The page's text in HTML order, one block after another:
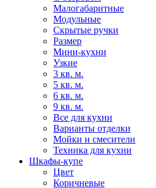
Малогабаритные
Модульные
Скрытые ручки
Размер
Мини-кухни
Узкие
3 кв. м.
5 кв. м.
6 кв. м.
9 кв. м.
Все для кухни
Варианты отделки
Мойки и смесители
Техника для кухни
Шкафы-купе
Цвет
Коричневые